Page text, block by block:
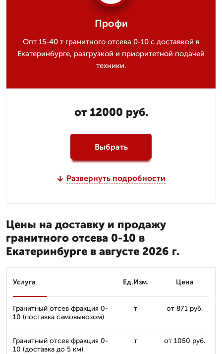
Профи
Опт 15-40 т гранитного отсева 0-10 с доставкой в
Екатеринбурге, разгрузкой и приоритетной подачей
техники.
от 12000 руб.
Выбрать
Развернуть подробности
Цены на доставку и продажу
гранитного отсева 0-10 в
Екатеринбурге в августе 2026 г.
Услуга Ед.Изм. Цена
Гранитный отсев фракция 0-
10 (поставка самовывозом)
т от 871 руб.
Гранитный отсев фракция 0-
10 (доставка до 5 км)
т от 1050 руб.